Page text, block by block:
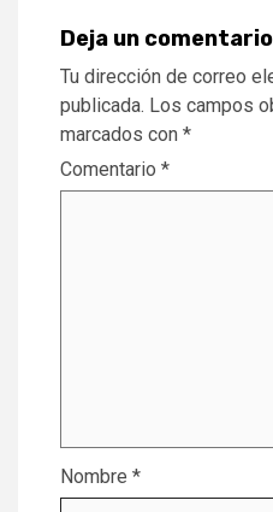
Deja un comentario
Tu dirección de correo
publicada. Los campos
marcados con *
Comentario *
Nombre *